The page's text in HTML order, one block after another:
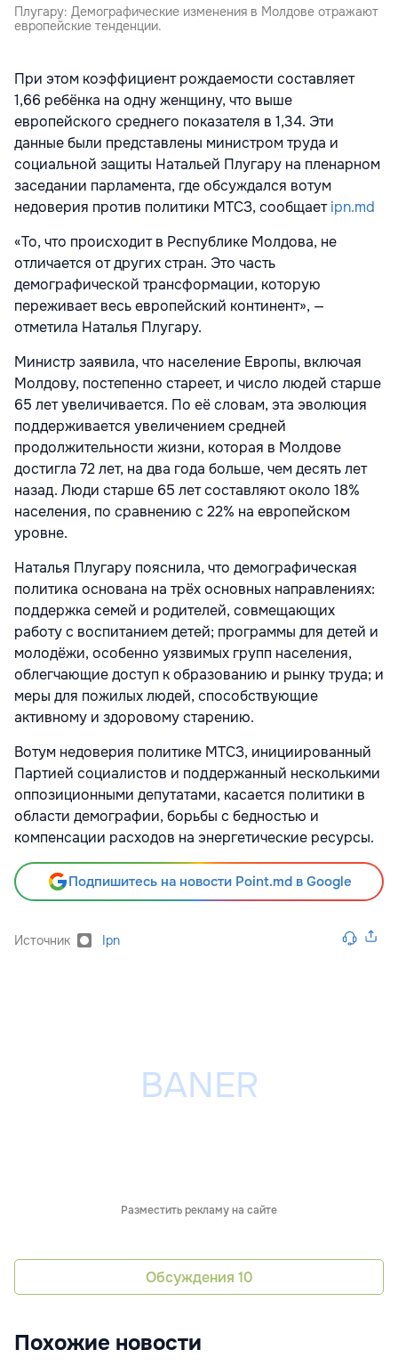
Плугару: Демографические изменения в Молдове отражают
европейские тенденции.
При этом коэффициент рождаемости составляет
1,66 ребёнка на одну женщину, что выше
европейского среднего показателя в 1,34. Эти
данные были представлены министром труда и
социальной защиты Натальей Плугару на пленарном
заседании парламента, где обсуждался вотум
недоверия против политики МТСЗ, сообщаетipn.md
«То, что происходит в Республике Молдова, не
отличается от других стран. Это часть
демографической трансформации, которую
переживает весь европейский континент», —
отметила Наталья Плугару.
Министр заявила, что население Европы, включая
Молдову, постепенно стареет, и число людей старше
65 лет увеличивается. По её словам, эта эволюция
поддерживается увеличением средней
продолжительности жизни, которая в Молдове
достигла 72 лет, на два года больше, чем десять лет
назад. Люди старше 65 лет составляют около 18%
населения, по сравнению с 22% на европейском
уровне.
Наталья Плугару пояснила, что демографическая
политика основана на трёх основных направлениях:
поддержка семей и родителей, совмещающих
работу с воспитанием детей; программы для детей и
молодёжи, особенно уязвимых групп населения,
облегчающие доступ к образованию и рынку труда; и
меры для пожилых людей, способствующие
активному и здоровому старению.
Вотум недоверия политике МТСЗ, инициированный
Партией социалистов и поддержанный несколькими
оппозиционными депутатами, касается политики в
области демографии, борьбы с бедностью и
компенсации расходов на энергетические ресурсы.
Подпишитесь на новости Point.md в Google
Источник Ipn
Разместить рекламу на сайте
Обсуждения 10
Похожие новости